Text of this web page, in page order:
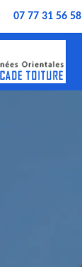
07 77 31 56 58